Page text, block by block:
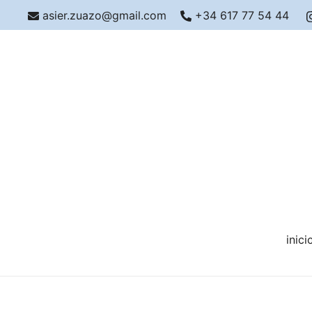
asier.zuazo@gmail.com +34 617 77 54 44